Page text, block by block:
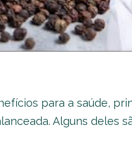
para a saúde,
Alguns deles